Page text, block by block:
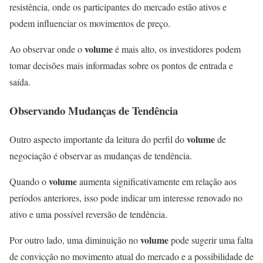
resistência, onde os participantes do mercado estão ativos e
podem influenciar os movimentos de preço.
Ao observar onde ovolumeé mais alto, os investidores podem
tomar decisões mais informadas sobre os pontos de entrada e
saída.
Observando Mudanças de Tendência
Outro aspecto importante da leitura do perfil dovolumede
negociação é observar as mudanças de tendência.
Quando ovolumeaumenta significativamente em relação aos
períodos anteriores, isso pode indicar um interesse renovado no
ativo e uma possível reversão de tendência.
Por outro lado, uma diminuição novolumepode sugerir uma falta
de convicção no movimento atual do mercado e a possibilidade de